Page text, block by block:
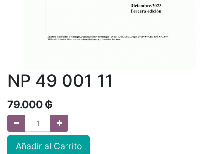
NP 49 001 11
79.000 ₲
Añadir al Carrito